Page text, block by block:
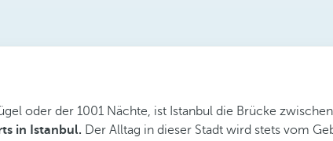
oder der 1001 Nächte, ist Istanbul die Brücke
in Istanbul. Der Alltag in dieser Stadt wird stets vom